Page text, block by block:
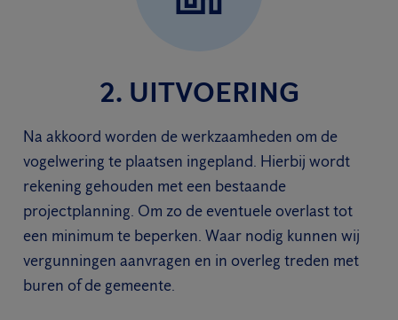
2. UITVOERING
Na akkoord worden de werkzaamheden om de
vogelwering te plaatsen ingepland. Hierbij wordt
rekening gehouden met een bestaande
projectplanning. Om zo de eventuele overlast tot
een minimum te beperken. Waar nodig kunnen wij
vergunningen aanvragen en in overleg treden met
buren of de gemeente.